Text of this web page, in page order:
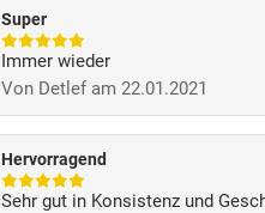
Super
Immer wieder
Von Detlef am 22.01.2021
Hervorragend
Sehr gut in Konsistenz und